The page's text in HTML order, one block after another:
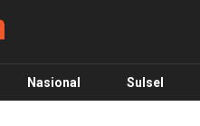
Jalurinfo.com
Nasional Sulsel